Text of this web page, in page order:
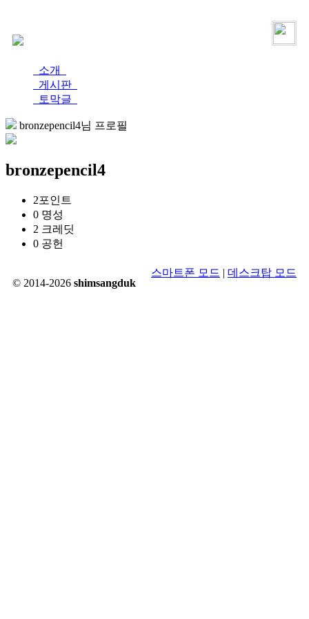
소개
게시판
토막글
bronzepencil4님 프로필
bronzepencil4
2포인트
0 명성
2 크레딧
0 공헌
© 2014-2026 shimsangduk
스마트폰 모드 | 데스크탑 모드